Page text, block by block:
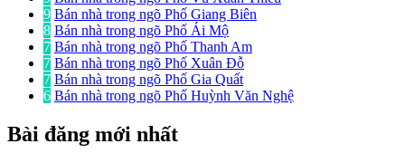
9 Bán nhà trong ngõ Phố Giang Biên
8 Bán nhà trong ngõ Phố Ái Mộ
7 Bán nhà trong ngõ Phố Thanh Am
7 Bán nhà trong ngõ Phố Xuân Đỗ
7 Bán nhà trong ngõ Phố Gia Quất
6 Bán nhà trong ngõ Phố Huỳnh Văn Nghệ
Bài đăng mới nhất